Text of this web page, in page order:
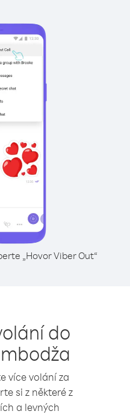
„Hovor Viber Out“
do
více volání za
si z některé z
a levných